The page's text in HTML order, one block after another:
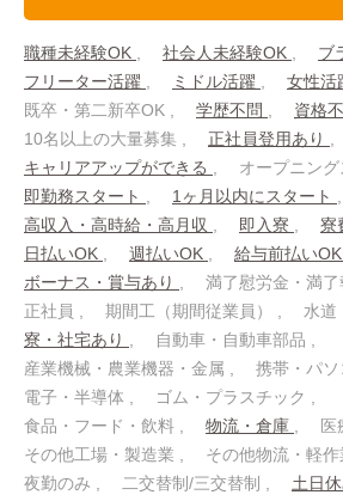
職種未経験OK 社会人未経験OK
ブ
フリーター活躍
ミドル活躍
女性活
既卒・第二新卒OK
学歴不問 資格
10名以上の大量募集
正社員登用あり
キャリアアップができる
オープニング
即勤務スタート
1ヶ月以内にスタート
高収入・高時給・高月収
即入寮
寮
日払いOK
週払いOK
給与前払いOK
ボーナス・賞与あり
満了慰労金・満了
正社員
期間工（期間従業員）
水道
寮・社宅あり
自動車・自動車部品
産業機械・農業機器・金属
携帯・パ
電子・半導体
ゴム・プラスチック
食品・フード・飲料
物流・倉庫
医
その他工場・製造業
その他物流・軽作
夜勤のみ
二交替制/三交替制 土日